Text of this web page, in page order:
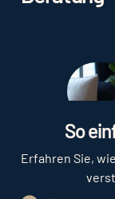
So
Erfahren Sie,